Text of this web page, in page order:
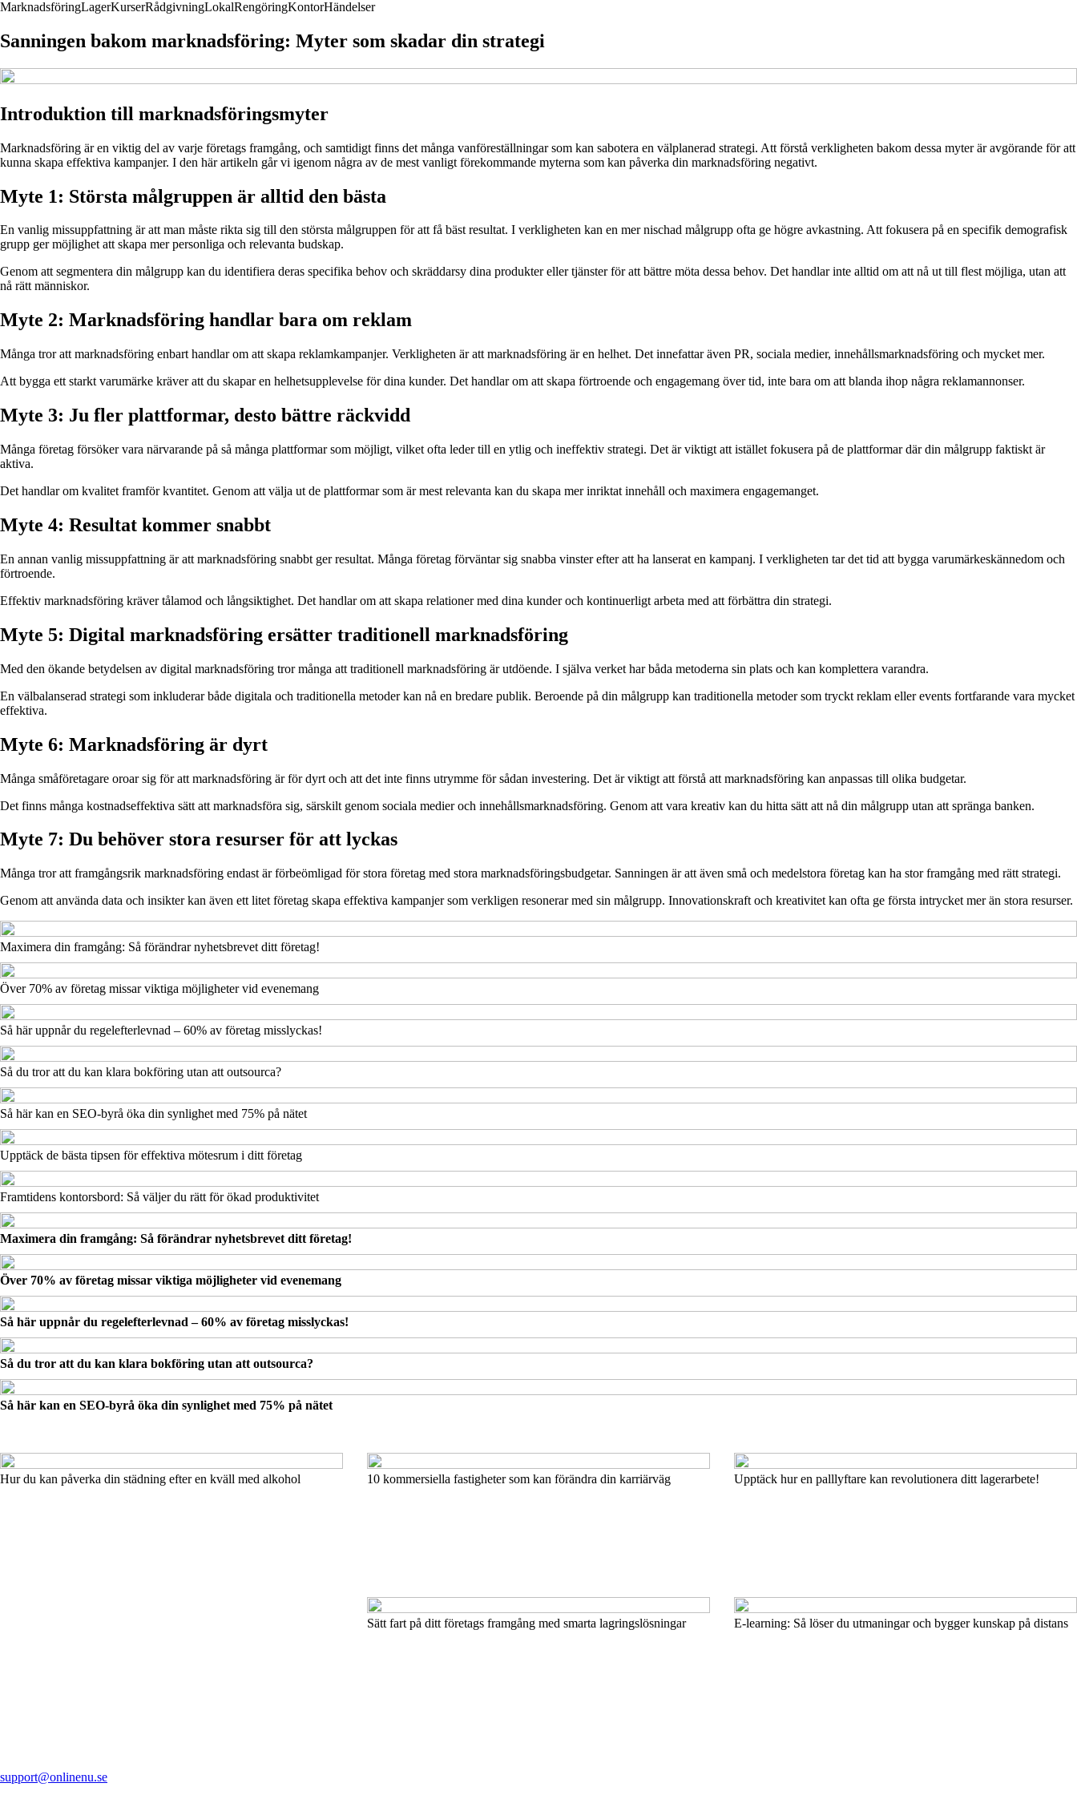
MarknadsföringLagerKurserRådgivningLokalRengöringKontorHändelser
Sanningen bakom marknadsföring: Myter som skadar din strategi
Introduktion till marknadsföringsmyter
Marknadsföring är en viktig del av varje företags framgång, och samtidigt finns det många vanföreställningar som kan sabotera en välplanerad strategi. Att förstå verkligheten bakom dessa myter är avgörande för att
kunna skapa effektiva kampanjer. I den här artikeln går vi igenom några av de mest vanligt förekommande myterna som kan påverka din marknadsföring negativt.
Myte 1: Största målgruppen är alltid den bästa
En vanlig missuppfattning är att man måste rikta sig till den största målgruppen för att få bäst resultat. I verkligheten kan en mer nischad målgrupp ofta ge högre avkastning. Att fokusera på en specifik demografisk
grupp ger möjlighet att skapa mer personliga och relevanta budskap.
Genom att segmentera din målgrupp kan du identifiera deras specifika behov och skräddarsy dina produkter eller tjänster för att bättre möta dessa behov. Det handlar inte alltid om att nå ut till flest möjliga, utan att
nå rätt människor.
Myte 2: Marknadsföring handlar bara om reklam
Många tror att marknadsföring enbart handlar om att skapa reklamkampanjer. Verkligheten är att marknadsföring är en helhet. Det innefattar även PR, sociala medier, innehållsmarknadsföring och mycket mer.
Att bygga ett starkt varumärke kräver att du skapar en helhetsupplevelse för dina kunder. Det handlar om att skapa förtroende och engagemang över tid, inte bara om att blanda ihop några reklamannonser.
Myte 3: Ju fler plattformar, desto bättre räckvidd
Många företag försöker vara närvarande på så många plattformar som möjligt, vilket ofta leder till en ytlig och ineffektiv strategi. Det är viktigt att istället fokusera på de plattformar där din målgrupp faktiskt är
aktiva.
Det handlar om kvalitet framför kvantitet. Genom att välja ut de plattformar som är mest relevanta kan du skapa mer inriktat innehåll och maximera engagemanget.
Myte 4: Resultat kommer snabbt
En annan vanlig missuppfattning är att marknadsföring snabbt ger resultat. Många företag förväntar sig snabba vinster efter att ha lanserat en kampanj. I verkligheten tar det tid att bygga varumärkeskännedom och
förtroende.
Effektiv marknadsföring kräver tålamod och långsiktighet. Det handlar om att skapa relationer med dina kunder och kontinuerligt arbeta med att förbättra din strategi.
Myte 5: Digital marknadsföring ersätter traditionell marknadsföring
Med den ökande betydelsen av digital marknadsföring tror många att traditionell marknadsföring är utdöende. I själva verket har båda metoderna sin plats och kan komplettera varandra.
En välbalanserad strategi som inkluderar både digitala och traditionella metoder kan nå en bredare publik. Beroende på din målgrupp kan traditionella metoder som tryckt reklam eller events fortfarande vara mycket
effektiva.
Myte 6: Marknadsföring är dyrt
Många småföretagare oroar sig för att marknadsföring är för dyrt och att det inte finns utrymme för sådan investering. Det är viktigt att förstå att marknadsföring kan anpassas till olika budgetar.
Det finns många kostnadseffektiva sätt att marknadsföra sig, särskilt genom sociala medier och innehållsmarknadsföring. Genom att vara kreativ kan du hitta sätt att nå din målgrupp utan att spränga banken.
Myte 7: Du behöver stora resurser för att lyckas
Många tror att framgångsrik marknadsföring endast är förbeömligad för stora företag med stora marknadsföringsbudgetar. Sanningen är att även små och medelstora företag kan ha stor framgång med rätt strategi.
Genom att använda data och insikter kan även ett litet företag skapa effektiva kampanjer som verkligen resonerar med sin målgrupp. Innovationskraft och kreativitet kan ofta ge första intrycket mer än stora resurser.
Maximera din framgång: Så förändrar nyhetsbrevet ditt företag!
Över 70% av företag missar viktiga möjligheter vid evenemang
Så här uppnår du regelefterlevnad – 60% av företag misslyckas!
Så du tror att du kan klara bokföring utan att outsourca?
Så här kan en SEO-byrå öka din synlighet med 75% på nätet
Upptäck de bästa tipsen för effektiva mötesrum i ditt företag
Framtidens kontorsbord: Så väljer du rätt för ökad produktivitet
Maximera din framgång: Så förändrar nyhetsbrevet ditt företag!
Över 70% av företag missar viktiga möjligheter vid evenemang
Så här uppnår du regelefterlevnad – 60% av företag misslyckas!
Så du tror att du kan klara bokföring utan att outsourca?
Så här kan en SEO-byrå öka din synlighet med 75% på nätet
Hur du kan påverka din städning efter en kväll med alkohol 10 kommersiella fastigheter som kan förändra din karriärväg
Sätt fart på ditt företags framgång med smarta lagringslösningar
Upptäck hur en palllyftare kan revolutionera ditt lagerarbete!
E-learning: Så löser du utmaningar och bygger kunskap på distans
support@onlinenu.se